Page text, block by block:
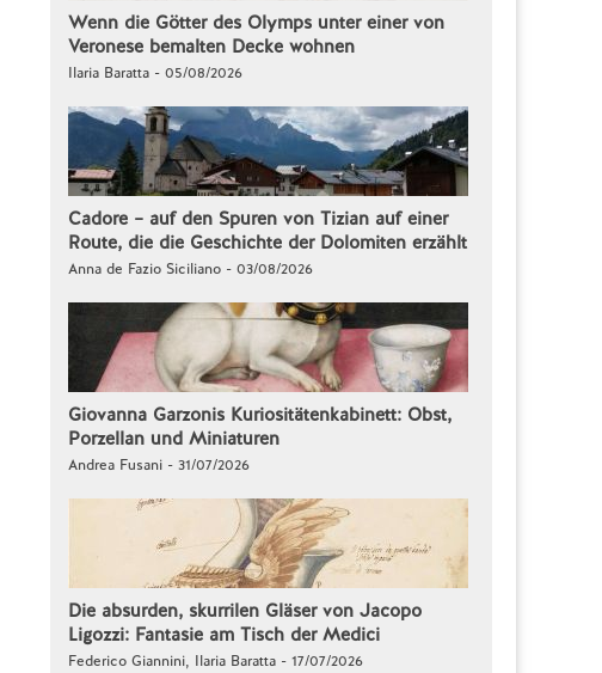
Wenn die Götter des Olymps unter einer von
Veronese bemalten Decke wohnen
Ilaria Baratta - 05/08/2026
Cadore – auf den Spuren von Tizian auf einer
Route, die die Geschichte der Dolomiten erzählt
Anna de Fazio Siciliano - 03/08/2026
Giovanna Garzonis Kuriositätenkabinett: Obst,
Porzellan und Miniaturen
Andrea Fusani - 31/07/2026
Die absurden, skurrilen Gläser von Jacopo
Ligozzi: Fantasie am Tisch der Medici
Federico Giannini, Ilaria Baratta - 17/07/2026